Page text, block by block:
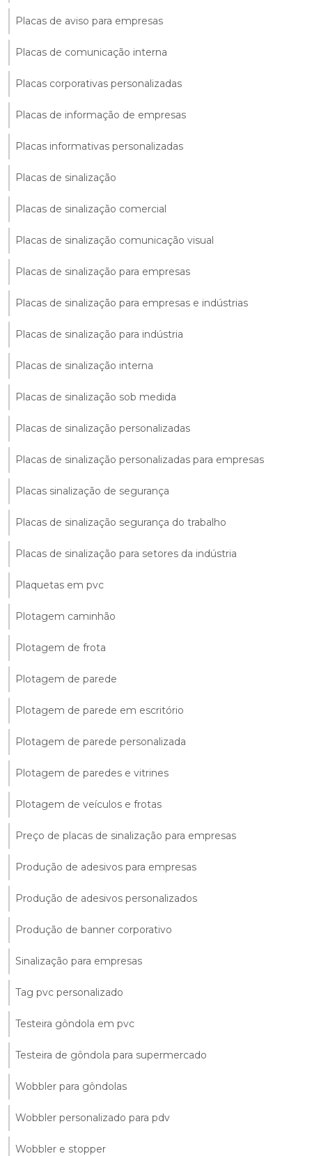
Placas de aviso para empresas
Placas de comunicação interna
Placas corporativas personalizadas
Placas de informação de empresas
Placas informativas personalizadas
Placas de sinalização
Placas de sinalização comercial
Placas de sinalização comunicação visual
Placas de sinalização para empresas
Placas de sinalização para empresas e indústrias
Placas de sinalização para indústria
Placas de sinalização interna
Placas de sinalização sob medida
Placas de sinalização personalizadas
Placas de sinalização personalizadas para empresas
Placas sinalização de segurança
Placas de sinalização segurança do trabalho
Placas de sinalização para setores da indústria
Plaquetas em pvc
Plotagem caminhão
Plotagem de frota
Plotagem de parede
Plotagem de parede em escritório
Plotagem de parede personalizada
Plotagem de paredes e vitrines
Plotagem de veículos e frotas
Preço de placas de sinalização para empresas
Produção de adesivos para empresas
Produção de adesivos personalizados
Produção de banner corporativo
Sinalização para empresas
Tag pvc personalizado
Testeira gôndola em pvc
Testeira de gôndola para supermercado
Wobbler para gôndolas
Wobbler personalizado para pdv
Wobbler e stopper